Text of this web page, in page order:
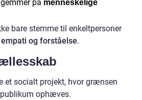
på menneskelige
bare stemme til enkeltpersoner
og forståelse.
et socialt projekt, hvor grænsen
ophæves.